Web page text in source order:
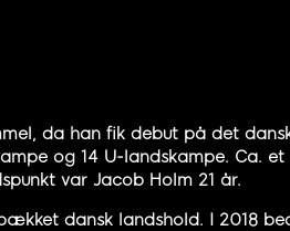
da han fik debut på det
og 14 U-landskampe. Ca.
var Jacob Holm 21 år.
dansk landshold. I 2018